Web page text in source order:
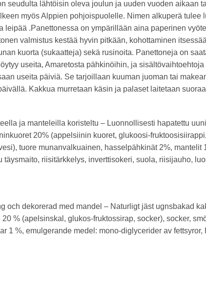
seudulta lähtöisin oleva joulun ja uuden vuoden aikaan
myös Alppien pohjoispuolelle. Nimen alkuperä
leipää .Panettonessa on ympärillään aina paperinen
valmistus kestää hyvin pitkään, kohottaminen
kuorta (sukaatteja) sekä rusinoita. Panettoneja on
useita, Amaretosta pähkinöihin, ja
useita päiviä. Se tarjoillaan kuuman juoman tai
Kakkua murretaan käsin ja palaset laitetaan
ja manteleilla koristeltu – Luonnollisesti hapatettu
20% (appelsiinin kuoret, glukoosi-
tuore munanvalkuainen, hasselpähkinät 2%,
täysmaito, riisitärkkelys, inverttisokeri, suola, riisijauho,
och dekorerad med mandel – Naturligt jäst ugnsbakad
% (apelsinskal, glukos-fruktossirap, socker), socker,
1 %, emulgerande medel: mono-diglycerider av